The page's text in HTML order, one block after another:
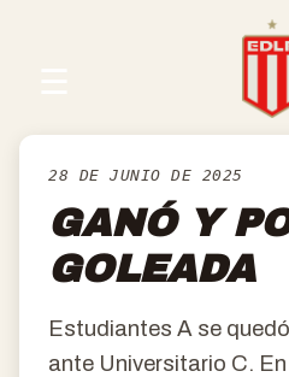
28 DE JUNIO DE 2025
GANÓ Y
GOLEADA
Estudiantes A se
ante Universitario C.